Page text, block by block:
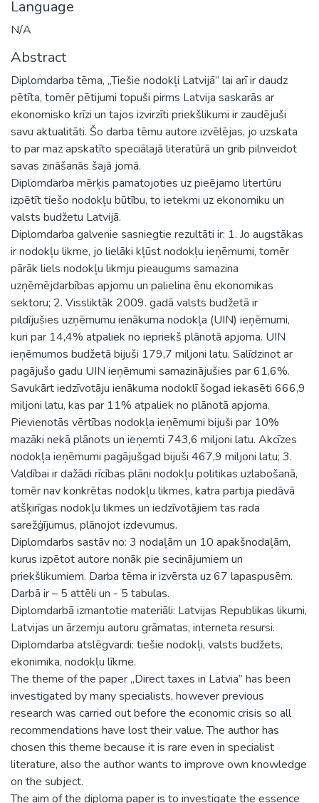
Language
N/A
Abstract
Diplomdarba tēma, „Tiešie nodokļi Latvijā” lai arī ir daudz
pētīta, tomēr pētijumi topuši pirms Latvija saskarās ar
ekonomisko krīzi un tajos izvirzīti priekšlikumi ir zaudējuši
savu aktualitāti. Šo darba tēmu autore izvēlējas, jo uzskata
to par maz apskatīto speciālajā literatūrā un grib pilnveidot
savas zināšanās šajā jomā.
Diplomdarba mērķis pamatojoties uz pieējamo litertūru
izpētīt tiešo nodokļu būtību, to ietekmi uz ekonomiku un
valsts budžetu Latvijā.
Diplomdarba galvenie sasniegtie rezultāti ir: 1. Jo augstākas
ir nodokļu likme, jo lielāki kļūst nodokļu ieņēmumi, tomēr
pārāk liels nodokļu likmju pieaugums samazina
uzņēmējdarbības apjomu un palielina ēnu ekonomikas
sektoru; 2. Vissliktāk 2009. gadā valsts budžetā ir
pildījušies uzņēmumu ienākuma nodokļa (UIN) ieņēmumi,
kuri par 14,4% atpaliek no iepriekš plānotā apjoma. UIN
ieņēmumos budžetā bijuši 179,7 miljoni latu. Salīdzinot ar
pagājušo gadu UIN ieņēmumi samazinājušies par 61,6%.
Savukārt iedzīvotāju ienākuma nodoklī šogad iekasēti 666,9
miljoni latu, kas par 11% atpaliek no plānotā apjoma.
Pievienotās vērtības nodokļa ieņēmumi bijuši par 10%
mazāki nekā plānots un ieņemti 743,6 miljoni latu. Akcīzes
nodokļa ieņēmumi pagājušgad bijuši 467,9 miljoni latu; 3.
Valdībai ir dažādi rīcības plāni nodokļu politikas uzlabošanā,
tomēr nav konkrētas nodokļu likmes, katra partija piedāvā
atšķirīgas nodokļu likmes un iedzīvotājiem tas rada
sarežģījumus, plānojot izdevumus.
Diplomdarbs sastāv no: 3 nodaļām un 10 apakšnodaļām,
kurus izpētot autore nonāk pie secinājumiem un
priekšlikumiem. Darba tēma ir izvērsta uz 67 lapaspusēm.
Darbā ir – 5 attēli un - 5 tabulas.
Diplomdarbā izmantotie materiāli: Latvijas Republikas likumi,
Latvijas un ārzemju autoru grāmatas, interneta resursi.
Diplomdarba atslēgvardi: tiešie nodokļi, valsts budžets,
ekonimika, nodokļu līkme.
The theme of the paper „Direct taxes in Latvia” has been
investigated by many specialists, however previous
research was carried out before the economic crisis so all
recommendations have lost their value. The author has
chosen this theme because it is rare even in specialist
literature, also the author wants to improve own knowledge
on the subject.
The aim of the diploma paper is to investigate the essence